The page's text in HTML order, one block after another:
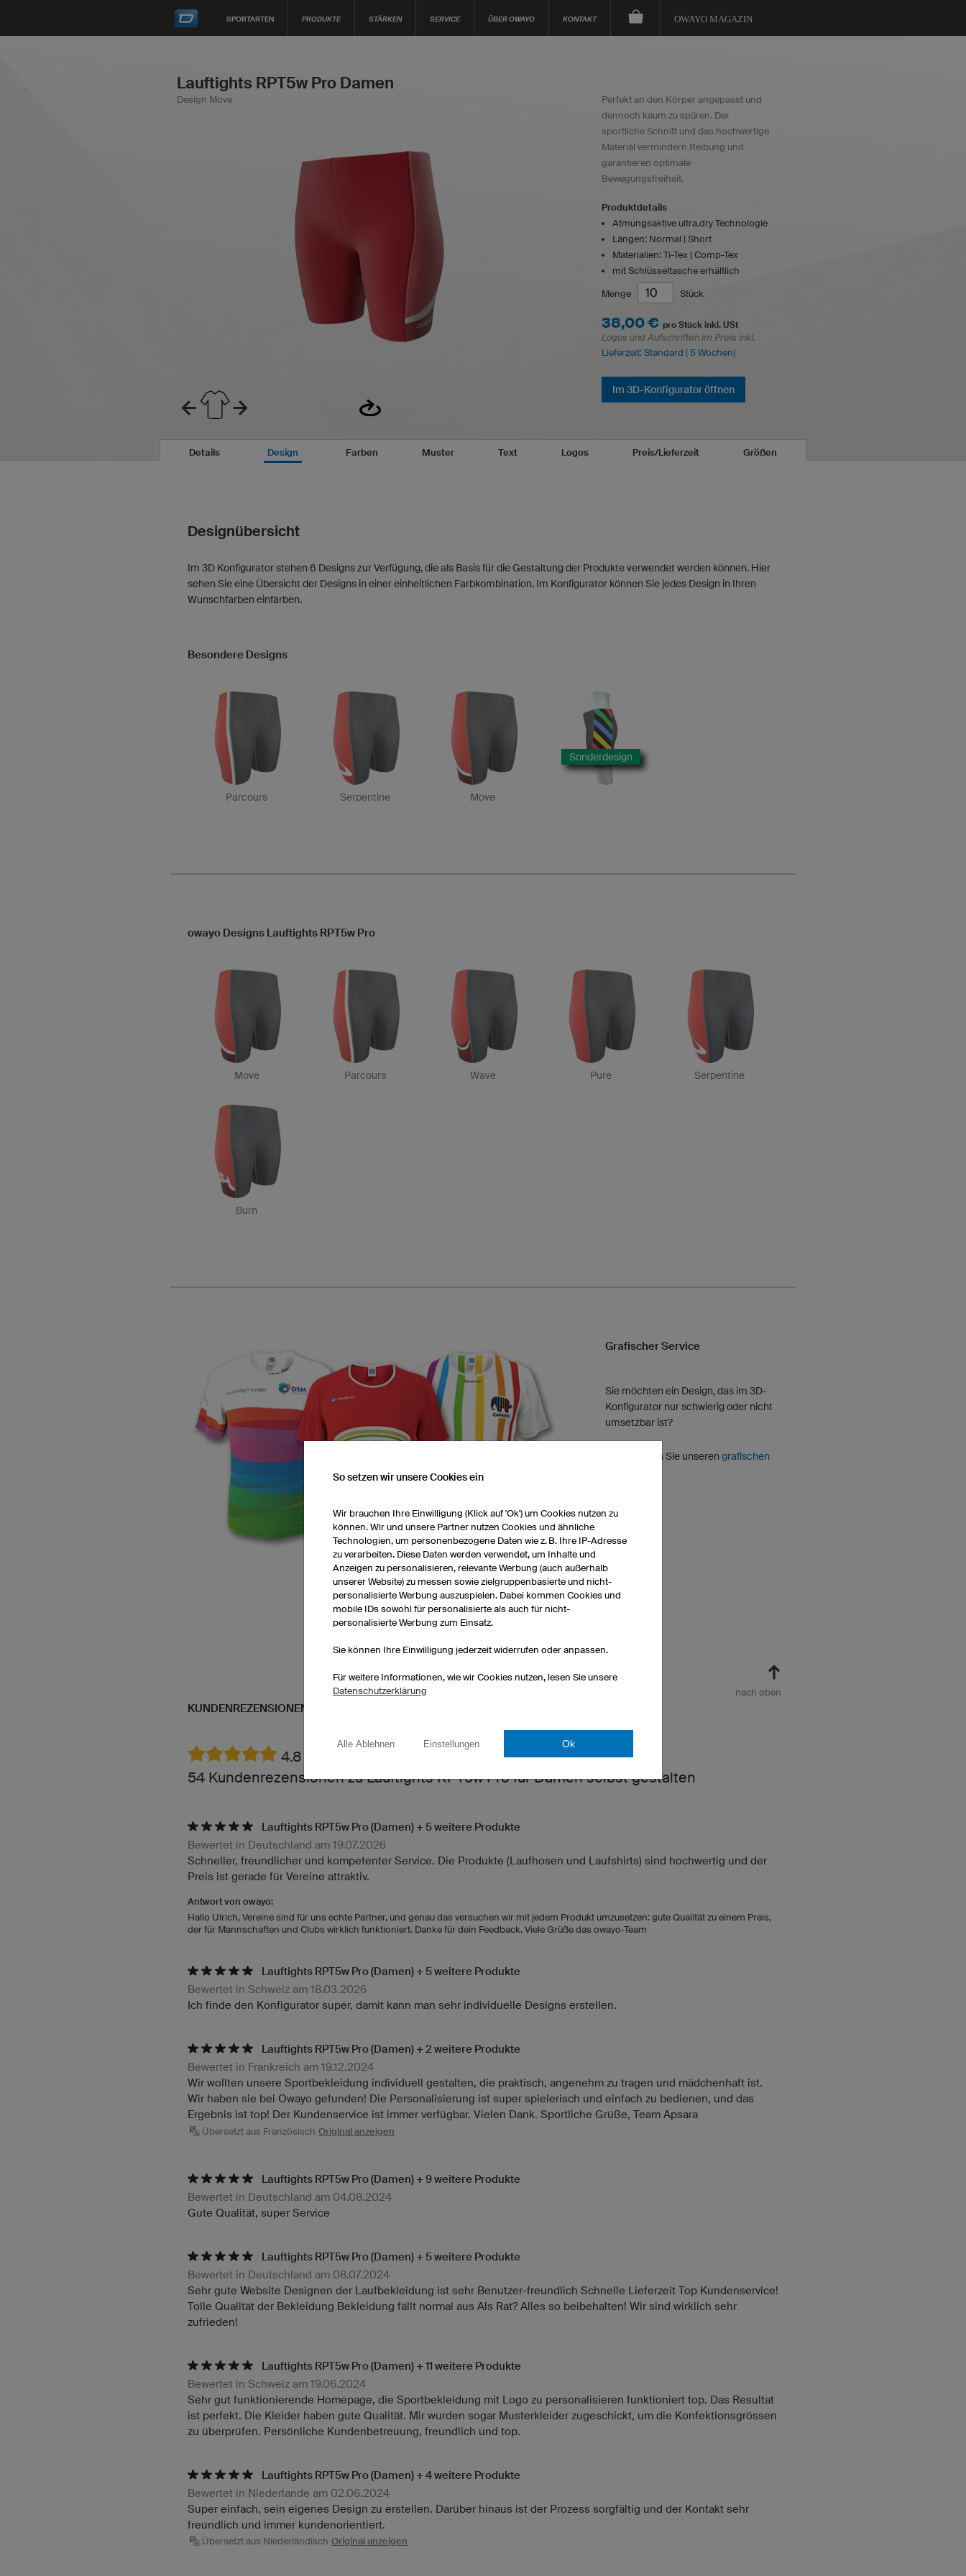
SPORTARTEN PRODUKTE STÄRKEN SERVICE ÜBER OWAYO KONTAKT OWAYO MAGAZIN
Lauftights RPT5w Pro Damen
Design Move
Perfekt an den Körper angepasst und
dennoch kaum zu spüren. Der
sportliche Schnitt und das hochwertige
Material vermindern Reibung und
garantieren optimale
Bewegungsfreiheit.
Produktdetails
Atmungsaktive ultra.dry Technologie
Längen: Normal | Short
Materialien: Ti-Tex | Comp-Tex
mit Schlüsseltasche erhältlich
Menge Stück
38,00 € pro Stück inkl. USt
Logos und Aufschriften im Preis inkl.
Lieferzeit: Standard ( 5 Wochen)
Im 3D-Konfigurator öffnen
Details Design Farben Muster Text Logos Preis/Lieferzeit Größen
Designübersicht
Im 3D Konfigurator stehen 6 Designs zur Verfügung, die als Basis für die Gestaltung der Produkte verwendet werden können. Hier
sehen Sie eine Übersicht der Designs in einer einheitlichen Farbkombination. Im Konfigurator können Sie jedes Design in Ihren
Wunschfarben einfärben.
Besondere Designs
Parcours Serpentine Move
Sonderdesign
owayo Designs Lauftights RPT5w Pro
Move Parcours Wave Pure Serpentine
Burn
Grafischer Service
Sie möchten ein Design, das im 3D-
Konfigurator nur schwierig oder nicht
umsetzbar ist?
Dann nutzen Sie unserengrafischen
nach oben
KUNDENREZENSIONEN
4.8 von 5
54 Kundenrezensionen zu Lauftights RPT5w Pro für Damen selbst gestalten
Lauftights RPT5w Pro (Damen) + 5 weitere Produkte
Bewertet in Deutschland am 19.07.2026
Schneller, freundlicher und kompetenter Service. Die Produkte (Laufhosen und Laufshirts) sind hochwertig und der
Preis ist gerade für Vereine attraktiv.
Antwort von owayo:
Hallo Ulrich, Vereine sind für uns echte Partner, und genau das versuchen wir mit jedem Produkt umzusetzen: gute Qualität zu einem Preis,
der für Mannschaften und Clubs wirklich funktioniert. Danke für dein Feedback. Viele Grüße das owayo-Team
Lauftights RPT5w Pro (Damen) + 5 weitere Produkte
Bewertet in Schweiz am 18.03.2026
Ich finde den Konfigurator super, damit kann man sehr individuelle Designs erstellen.
Lauftights RPT5w Pro (Damen) + 2 weitere Produkte
Bewertet in Frankreich am 19.12.2024
Wir wollten unsere Sportbekleidung individuell gestalten, die praktisch, angenehm zu tragen und mädchenhaft ist.
Wir haben sie bei Owayo gefunden! Die Personalisierung ist super spielerisch und einfach zu bedienen, und das
Ergebnis ist top! Der Kundenservice ist immer verfügbar. Vielen Dank. Sportliche Grüße, Team Apsara
Übersetzt aus Französisch Original anzeigen
Lauftights RPT5w Pro (Damen) + 9 weitere Produkte
Bewertet in Deutschland am 04.08.2024
Gute Qualität, super Service
Lauftights RPT5w Pro (Damen) + 5 weitere Produkte
Bewertet in Deutschland am 08.07.2024
Sehr gute Website Designen der Laufbekleidung ist sehr Benutzer-freundlich Schnelle Lieferzeit Top Kundenservice!
Tolle Qualität der Bekleidung Bekleidung fällt normal aus Als Rat? Alles so beibehalten! Wir sind wirklich sehr
zufrieden!
Lauftights RPT5w Pro (Damen) + 11 weitere Produkte
Bewertet in Schweiz am 19.06.2024
Sehr gut funktionierende Homepage, die Sportbekleidung mit Logo zu personalisieren funktioniert top. Das Resultat
ist perfekt. Die Kleider haben gute Qualität. Mir wurden sogar Musterkleider zugeschickt, um die Konfektionsgrössen
zu überprüfen. Persönliche Kundenbetreuung, freundlich und top.
Lauftights RPT5w Pro (Damen) + 4 weitere Produkte
Bewertet in Niederlande am 02.06.2024
Super einfach, sein eigenes Design zu erstellen. Darüber hinaus ist der Prozess sorgfältig und der Kontakt sehr
freundlich und immer kundenorientiert.
Übersetzt aus Niederländisch Original anzeigen
So setzen wir unsere Cookies ein
Wir brauchen Ihre Einwilligung (Klick auf 'Ok') um Cookies nutzen zu
können. Wir und unsere Partner nutzen Cookies und ähnliche
Technologien, um personenbezogene Daten wie z. B. Ihre IP-Adresse
zu verarbeiten. Diese Daten werden verwendet, um Inhalte und
Anzeigen zu personalisieren, relevante Werbung (auch außerhalb
unserer Website) zu messen sowie zielgruppenbasierte und nicht-
personalisierte Werbung auszuspielen. Dabei kommen Cookies und
mobile IDs sowohl für personalisierte als auch für nicht-
personalisierte Werbung zum Einsatz.
Sie können Ihre Einwilligung jederzeit widerrufen oder anpassen.
Für weitere Informationen, wie wir Cookies nutzen, lesen Sie unsere
Datenschutzerklärung
Alle Ablehnen Einstellungen Ok